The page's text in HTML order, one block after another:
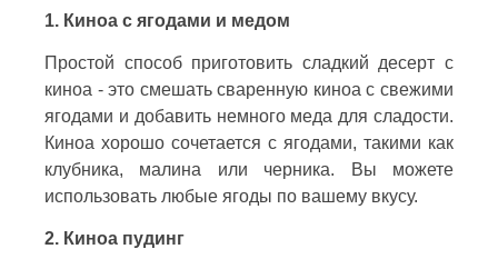
1. Киноа с ягодами и медом
Простой способ приготовить сладкий десерт с
киноа - это смешать сваренную киноа с свежими
ягодами и добавить немного меда для сладости.
Киноа хорошо сочетается с ягодами, такими как
клубника, малина или черника. Вы можете
использовать любые ягоды по вашему вкусу.
2. Киноа пудинг